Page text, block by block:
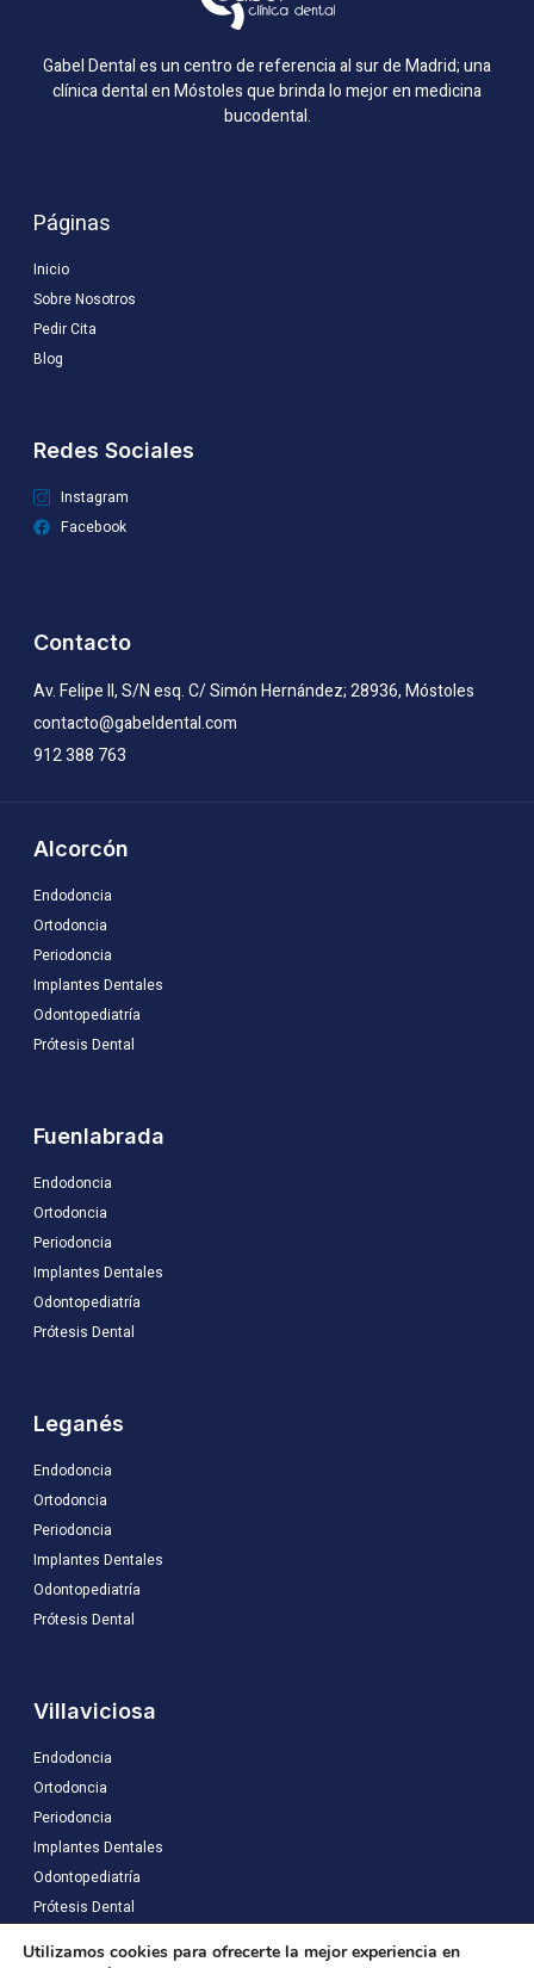
Gabel Dental es un centro de referencia al sur de Madrid; una
clínica dental en Móstoles que brinda lo mejor en medicina
bucodental.
Páginas
Inicio
Sobre Nosotros
Pedir Cita
Blog
Redes Sociales
Instagram
Facebook
Contacto
Av. Felipe II, S/N esq. C/ Simón Hernández; 28936, Móstoles
contacto@gabeldental.com
912 388 763
Alcorcón
Endodoncia
Ortodoncia
Periodoncia
Implantes Dentales
Odontopediatría
Prótesis Dental
Fuenlabrada
Endodoncia
Ortodoncia
Periodoncia
Implantes Dentales
Odontopediatría
Prótesis Dental
Leganés
Endodoncia
Ortodoncia
Periodoncia
Implantes Dentales
Odontopediatría
Prótesis Dental
Villaviciosa
Endodoncia
Ortodoncia
Periodoncia
Implantes Dentales
Odontopediatría
Prótesis Dental
Utilizamos cookies para ofrecerte la mejor experiencia en